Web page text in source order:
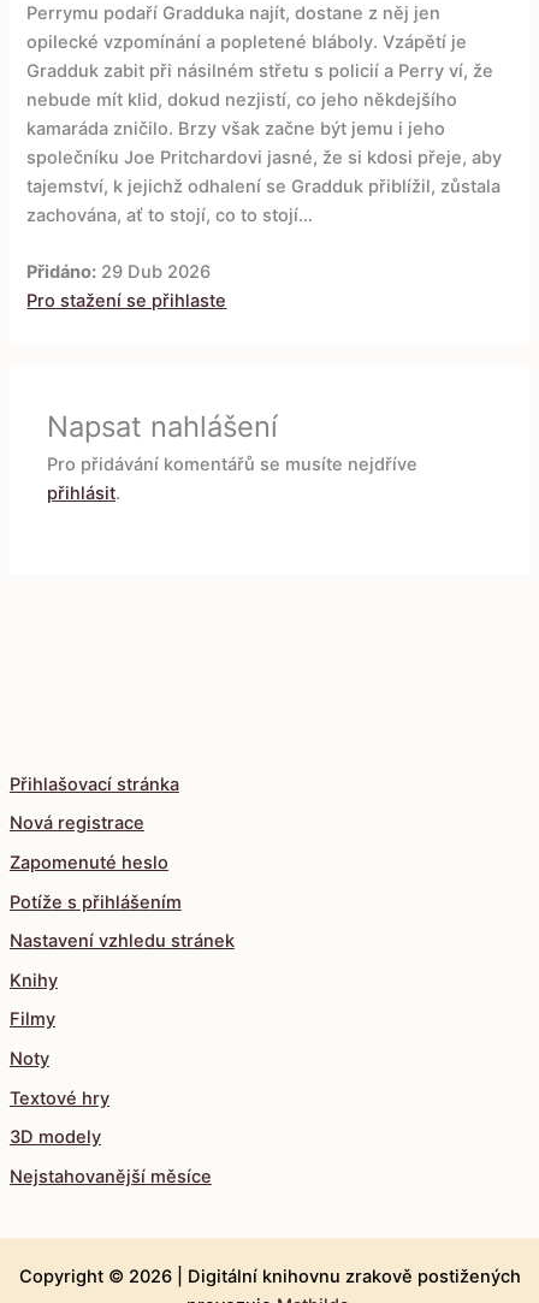
Přihlašovací stránka
Nová registrace
Zapomenuté heslo
Potíže s přihlášením
Nastavení vzhledu stránek
Knihy
Filmy
Noty
Textové hry
3D modely
Nejstahovanější měsíce
Perrymu podaří Gradduka najít, dostane z něj jen
opilecké vzpomínání a popletené bláboly. Vzápětí je
Gradduk zabit při násilném střetu s policií a Perry ví, že
nebude mít klid, dokud nezjistí, co jeho někdejšího
kamaráda zničilo. Brzy však začne být jemu i jeho
společníku Joe Pritchardovi jasné, že si kdosi přeje, aby
tajemství, k jejichž odhalení se Gradduk přiblížil, zůstala
zachována, ať to stojí, co to stojí…
Přidáno: 29 Dub 2026
Pro stažení se přihlaste
Napsat nahlášení
Pro přidávání komentářů se musíte nejdříve
přihlásit.
Copyright © 2026 | Digitální knihovnu zrakově postižených